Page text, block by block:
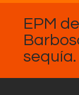
EPM
sequía.